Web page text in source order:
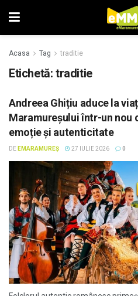
Acasa Tag traditie
Etichetă: traditie
Andreea Ghițiu aduce la
Maramureșului într-un nou
emoție și autenticitate
DE EMARAMUREȘ 27 IULIE 2026 0